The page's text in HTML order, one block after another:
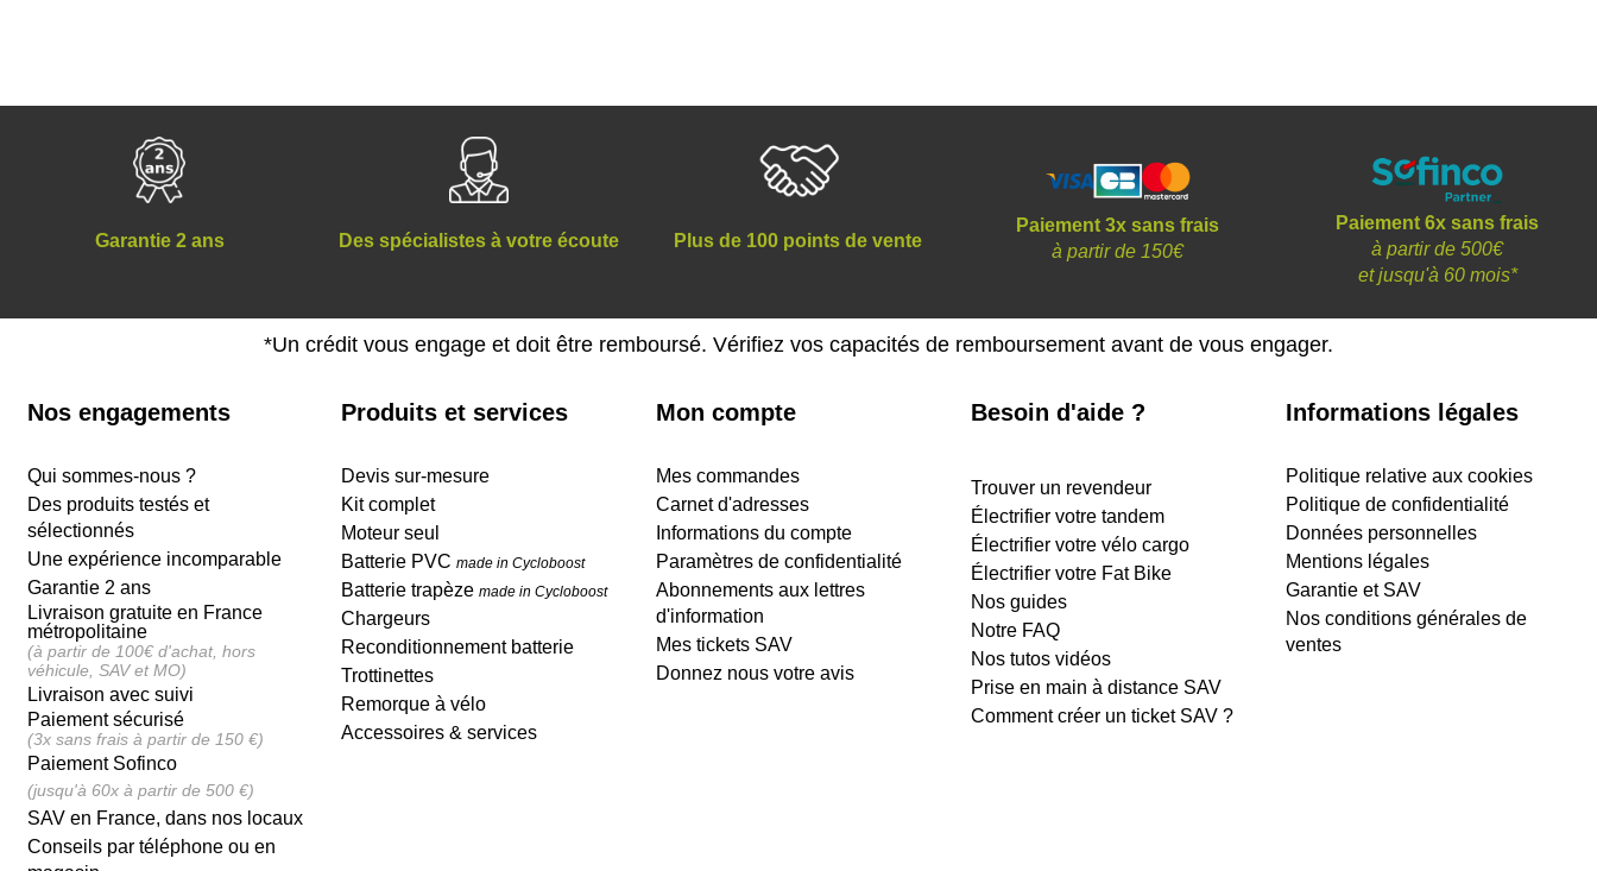
Garantie 2 ans Des spécialistes à votre écoute Plus de 100 points de vente
Paiement 3x sans frais
à partir de 150€
Paiement 6x sans frais
à partir de 500€
etjusqu'à 60 mois*
*Un crédit vous engage et doit être remboursé. Vérifiez vos capacités de remboursement avant de vous engager.
Nos engagements
Qui sommes-nous ?
Des produits testés et
sélectionnés
Une expérience incomparable
Garantie 2 ans
Livraison gratuite en France
métropolitaine
(à partir de 100€ d'achat, hors
véhicule, SAV et MO)
Livraison avec suivi
Paiement sécurisé
(3x sans frais à partir de 150 €)
Paiement Sofinco
(jusqu'à 60x à partir de 500 €)
SAV en France, dans nos locaux
Conseils par téléphone ou en
Produits et services
Devis sur-mesure
Kit complet
Moteur seul
Batterie PVCmade in Cycloboost
Batterie trapèzemade in Cycloboost
Chargeurs
Reconditionnement batterie
Trottinettes
Remorque à vélo
Accessoires & services
Mon compte
Mes commandes
Carnet d'adresses
Informations du compte
Paramètres de confidentialité
Abonnements aux lettres
d'information
Mes tickets SAV
Donnez nous votre avis
Besoin d'aide ?
Trouver un revendeur
Électrifier votre tandem
Électrifier votre vélo cargo
Électrifier votre Fat Bike
Nos guides
Notre FAQ
Nos tutos vidéos
Prise en main à distance SAV
Comment créer un ticket SAV ?
Informations légales
Politique relative aux cookies
Politique de confidentialité
Données personnelles
Mentions légales
Garantie et SAV
Nos conditions générales de
ventes